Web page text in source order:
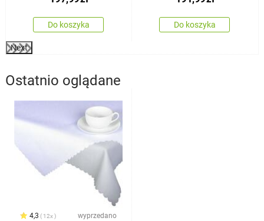
Do koszyka Do koszyka
Next
Ostatnio oglądane
4,3 12x wyprzedano